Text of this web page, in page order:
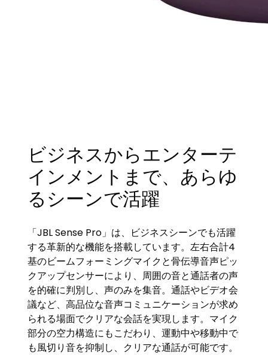
ビジネスからエンターテ
インメントまで、あらゆ
るシーンで活躍
「JBL Sense Pro」は、ビジネスシーンでも活躍
する革新的な機能を搭載しています。左右合計4
基のビームフォーミングマイクと骨伝導音声ピッ
クアップセンサーにより、周囲の音と通話者の声
を的確に判別し、声のみを集音。通話やビデオ会
議など、高品位な音声コミュニケーションが求め
られる場面でクリアな会話を実現します。マイク
部分の空力構造にもこだわり、運動中や移動中で
も風切り音を抑制し、クリアな通話が可能です。